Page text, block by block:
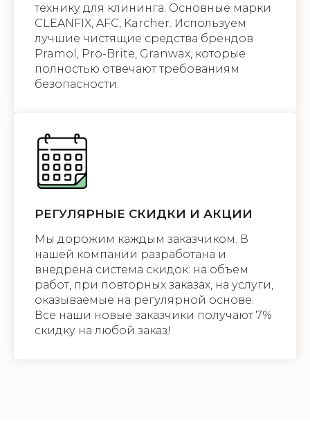
технику для клининга. Основные марки
CLEANFIX, AFC, Karcher. Используем
лучшие чистящие средства брендов
Pramol, Pro-Brite, Granwax, которые
полностью отвечают требованиям
безопасности.
РЕГУЛЯРНЫЕ СКИДКИ И АКЦИИ
Мы дорожим каждым заказчиком. В
нашей компании разработана и
внедрена система скидок: на объем
работ, при повторных заказах, на услуги,
оказываемые на регулярной основе.
Все наши новые заказчики получают 7%
скидку на любой заказ!